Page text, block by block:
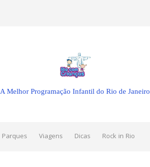
A Melhor Programação Infantil do Rio de Janeiro
Parques Viagens Dicas Rock in Rio